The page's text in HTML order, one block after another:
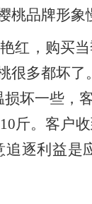
品牌形象
红，购买
多都坏
坏一些
斤。客户
逐利益